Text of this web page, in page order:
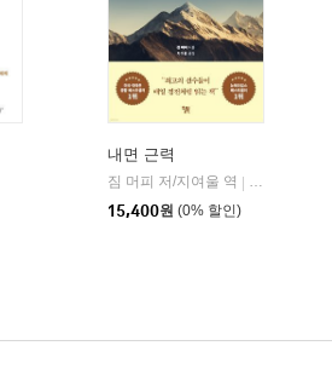
내면 근력
짐 머피 저/지여울 역
윌북
15,400원 (0% 할인)